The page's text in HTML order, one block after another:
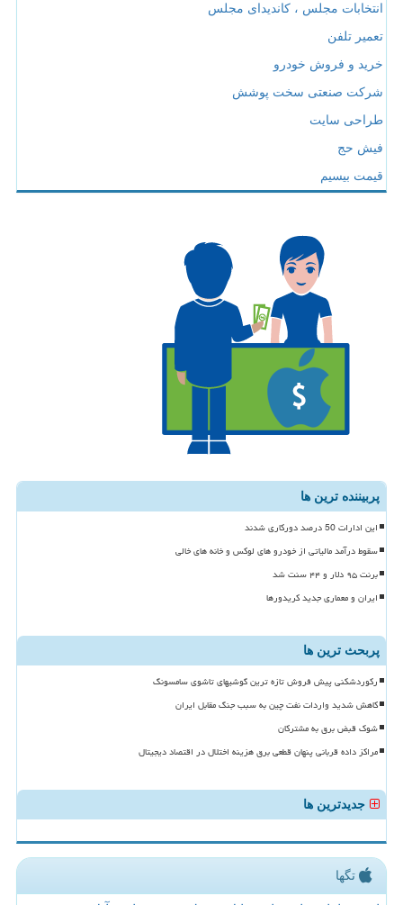
انتخابات مجلس ، کاندیدای مجلس
تعمیر تلفن
خرید و فروش خودرو
شرکت صنعتی سخت پوشش
طراحی سایت
فیش حج
قیمت بیسیم
پربیننده ترین ها
این ادارات 50 درصد دورکاری شدند
سقوط درآمد مالیاتی از خودرو های لوکس و خانه های خالی
برنت ۹۵ دلار و ۴۴ سنت شد
ایران و معماری جدید کریدورها
پربحث ترین ها
رکوردشکنی پیش فروش تازه ترین گوشیهای تاشوی سامسونگ
کاهش شدید واردات نفت چین به سبب جنگ مقابل ایران
شوک قبض برق به مشترکان
مراکز داده قربانی پنهان قطعی برق هزینه اختلال در اقتصاد دیجیتال
جدیدترین ها
تگها